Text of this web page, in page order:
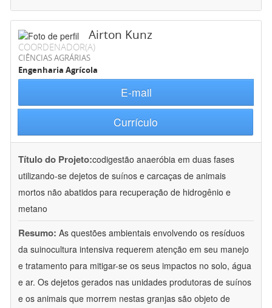
Airton Kunz
COORDENADOR(A)
CIÊNCIAS AGRÁRIAS
Engenharia Agrícola
E-mail
Currículo
Título do Projeto:codigestão anaeróbia em duas fases
utilizando-se dejetos de suínos e carcaças de animais
mortos não abatidos para recuperação de hidrogênio e
metano
Resumo: As questões ambientais envolvendo os resíduos
da suinocultura intensiva requerem atenção em seu manejo
e tratamento para mitigar-se os seus impactos no solo, água
e ar. Os dejetos gerados nas unidades produtoras de suínos
e os animais que morrem nestas granjas são objeto de